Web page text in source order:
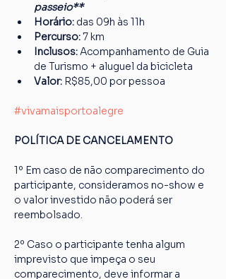
passeio**
Horário: das 09h às 11h
Percurso: 7 km
Inclusos: Acompanhamento de Guia
de Turismo + aluguel da bicicleta
Valor: R$85,00 por pessoa
#vivamaisportoalegre
POLÍTICA DE CANCELAMENTO
1º Em caso de não comparecimento do
participante, consideramos no-show e
o valor investido não poderá ser
reembolsado.
2º Caso o participante tenha algum
imprevisto que impeça o seu
comparecimento, deve informar a